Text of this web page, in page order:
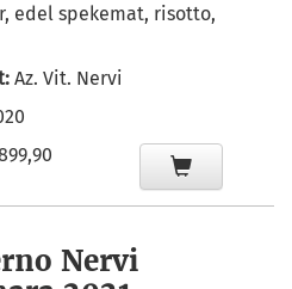
edel spekemat, risotto,
Az. Vit. Nervi
Nervi